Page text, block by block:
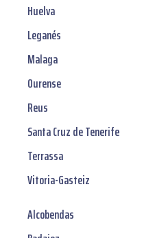
Huelva
Leganés
Malaga
Ourense
Reus
Santa Cruz de Tenerife
Terrassa
Vitoria-Gasteiz
Alcobendas